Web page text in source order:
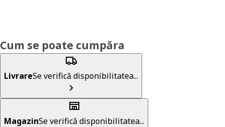
Cum se poate cumpăra
LivrareSe verifică disponibilitatea...
MagazinSe verifică disponibilitatea...